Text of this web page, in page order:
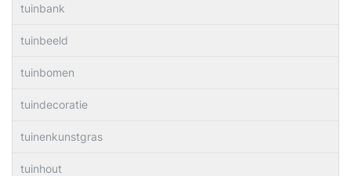
tuinbank
tuinbeeld
tuinbomen
tuindecoratie
tuinenkunstgras
tuinhout